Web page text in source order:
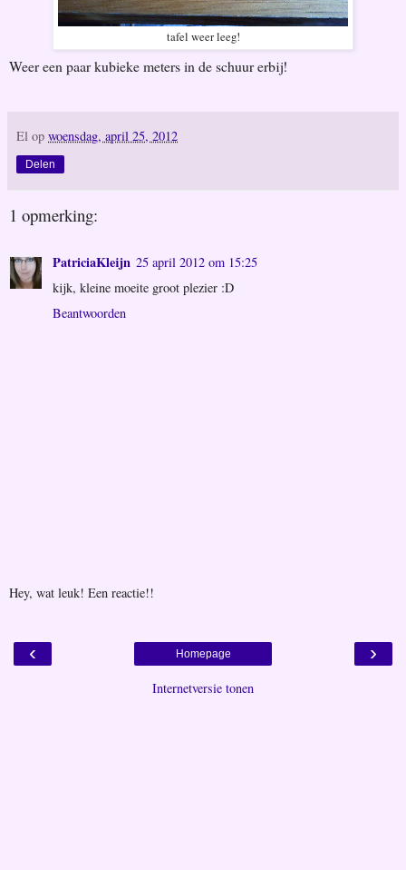
tafel weer leeg!
Weer een paar kubieke meters in de schuur erbij!
El op woensdag, april 25, 2012
Delen
1 opmerking:
PatriciaKleijn 25 april 2012 om 15:25
kijk, kleine moeite groot plezier :D
Beantwoorden
Hey, wat leuk! Een reactie!!
‹ ›
Homepage
Internetversie tonen